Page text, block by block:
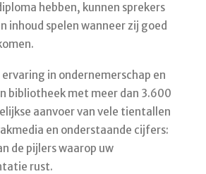
hebben, kunnen sprekers
inhoud spelen wanneer zij goed
in ondernemerschap en
bibliotheek met meer dan 3.600
aanvoer van vele tientallen
en onderstaande cijfers:
de pijlers waarop uw
rust.